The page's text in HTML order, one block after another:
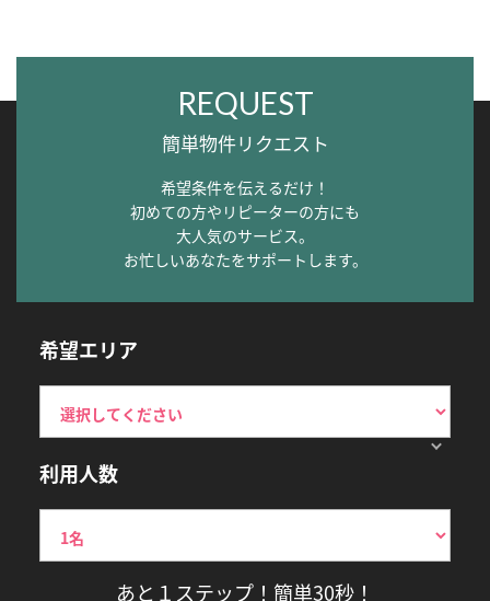
REQUEST
簡単物件リクエスト
希望条件を伝えるだけ！
初めての方やリピーターの方にも
大人気のサービス。
お忙しいあなたをサポートします。
希望エリア
利用人数
あと１ステップ！簡単30秒！